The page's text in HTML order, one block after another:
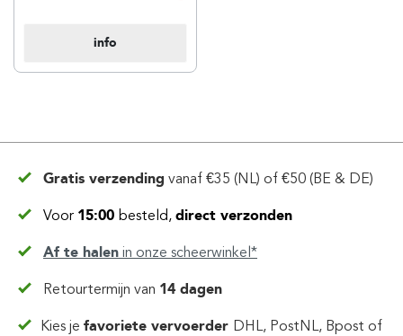
info
Gratis verzending vanaf €35 (NL) of €50 (BE & DE)
Voor 15:00 besteld, direct verzonden
Af te halen in onze scheerwinkel*
Retourtermijn van 14 dagen
Kies jefavoriete vervoerder DHL, PostNL, Bpost of